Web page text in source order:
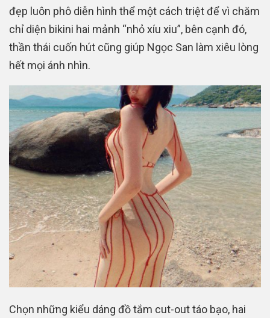
đẹp luôn phô diễn hình thể một cách triệt để vì chăm
chỉ diện bikini hai mảnh “nhỏ xíu xiu”, bên cạnh đó,
thần thái cuốn hút cũng giúp Ngọc San làm xiêu lòng
hết mọi ánh nhìn.
Chọn những kiểu dáng đồ tắm cut-out táo bạo, hai